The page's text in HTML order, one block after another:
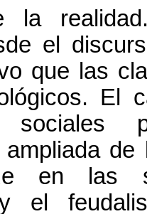
la
el
que las
El
sociales
ampliada
en las
el